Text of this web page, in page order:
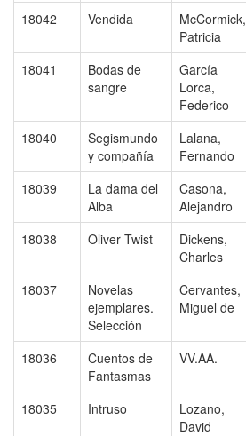
18042 Vendida
McCormick,
Patricia
18041
Bodas de
sangre
García
Lorca,
Federico
18040
Segismundo
y compañía
Lalana,
Fernando
18039
La dama del
Alba
Casona,
Alejandro
18038
Oliver Twist
Dickens,
Charles
18037
Novelas
ejemplares.
Selección
Cervantes,
Miguel de
18036
Cuentos de
Fantasmas
VV.AA.
18035 Intruso
Lozano,
David